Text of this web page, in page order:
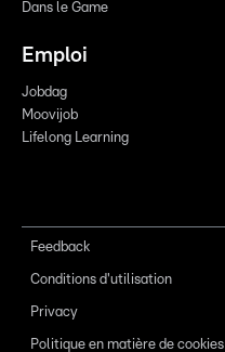
Dans le Game
Emploi
Jobdag
Moovijob
Lifelong Learning
Feedback
Conditions d'utilisation
Privacy
Politique en matière de cookies